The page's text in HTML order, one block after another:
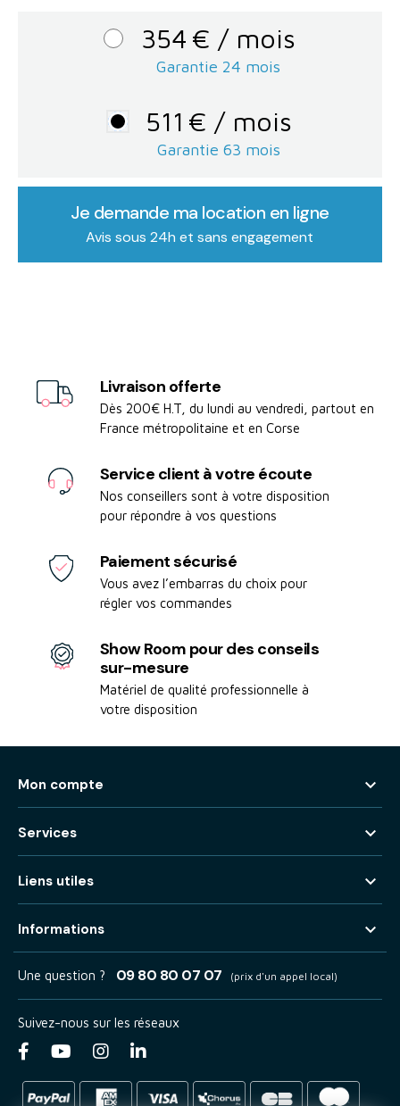
354 € / mois
Garantie 24 mois
511 € / mois
Garantie 63 mois
Je demande ma location en ligne
Avis sous 24h et sans engagement
Livraison offerte
Dès 200€ H.T, du lundi au vendredi, partout en
France métropolitaine et en Corse
Service client à votre écoute
Nos conseillers sont à votre disposition
pour répondre à vos questions
Paiement sécurisé
Vous avez l’embarras du choix pour
régler vos commandes
Show Room pour des conseils
sur-mesure
Matériel de qualité professionnelle à
votre disposition
Mon compte 
Services 
Liens utiles 
Informations 
Une question ? 09 80 80 07 07 (prix d'un appel local)
Suivez-nous sur les réseaux